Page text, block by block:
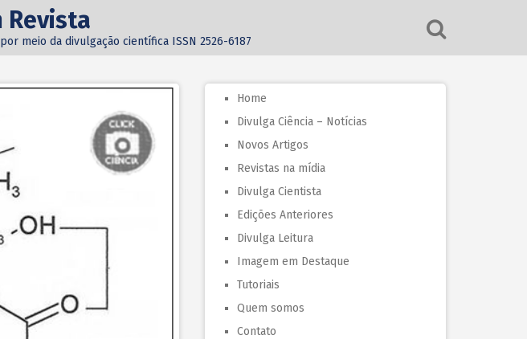
Revista
meio da divulgação científica ISSN 2526-6187
Home
Divulga Ciência – Notícias
Novos Artigos
Revistas na mídia
Divulga Cientista
Edições Anteriores
Divulga Leitura
Imagem em Destaque
Tutoriais
Quem somos
Contato